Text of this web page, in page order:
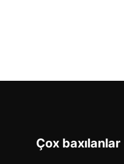
Çox baxılanlar